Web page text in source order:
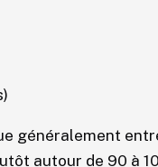
généralement
autour de 90 à